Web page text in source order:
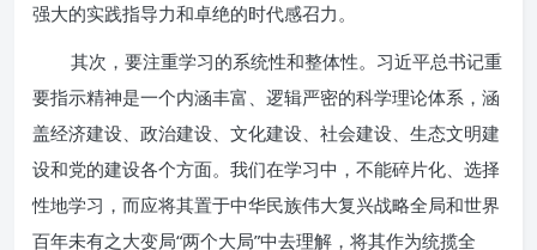
强大的实践指导力和卓绝的时代感召力。
其次，要注重学习的系统性和整体性。习近平总书记重
要指示精神是一个内涵丰富、逻辑严密的科学理论体系，涵
盖经济建设、政治建设、文化建设、社会建设、生态文明建
设和党的建设各个方面。我们在学习中，不能碎片化、选择
性地学习，而应将其置于中华民族伟大复兴战略全局和世界
百年未有之大变局“两个大局”中去理解，将其作为统揽全